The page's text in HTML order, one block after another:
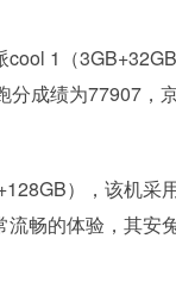
1（
成绩为77907，
），该机
畅的体验，其